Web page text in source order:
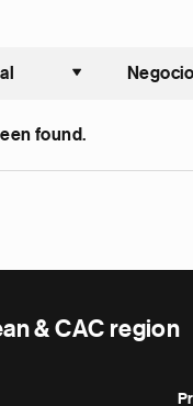
Negocio
found.
& CAC region